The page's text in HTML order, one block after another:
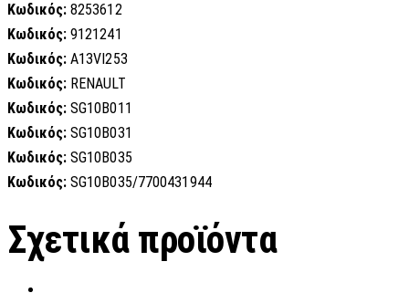
Κωδικός: 8253612
Κωδικός: 9121241
Κωδικός: A13VI253
Κωδικός: RENAULT
Κωδικός: SG10B011
Κωδικός: SG10B031
Κωδικός: SG10B035
Κωδικός: SG10B035/7700431944
Σχετικά προϊόντα